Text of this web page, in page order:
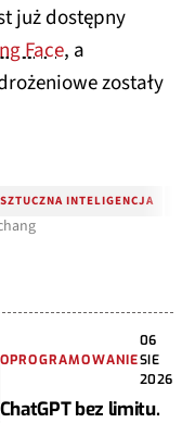
już dostępny
Face, a
zostały
SZTUCZNA INTELIGENCJA
OPROGRAMOWANIE
06
SIE
2026
ChatGPT bez limitu.